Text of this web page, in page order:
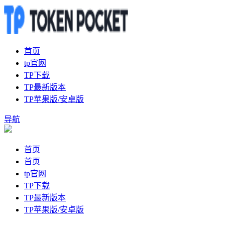
首页
tp官网
TP下载
TP最新版本
TP苹果版/安卓版
导航
首页
首页
tp官网
TP下载
TP最新版本
TP苹果版/安卓版